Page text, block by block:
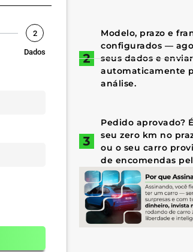
2
Dados
Modelo, prazo e
configurados —
seus dados e
automaticamente
análise.
Pedido aprovado?
seu zero km no
ou o seu carro
de encomendas